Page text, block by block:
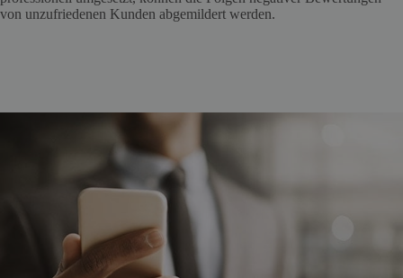
von unzufriedenen Kunden abgemildert werden.